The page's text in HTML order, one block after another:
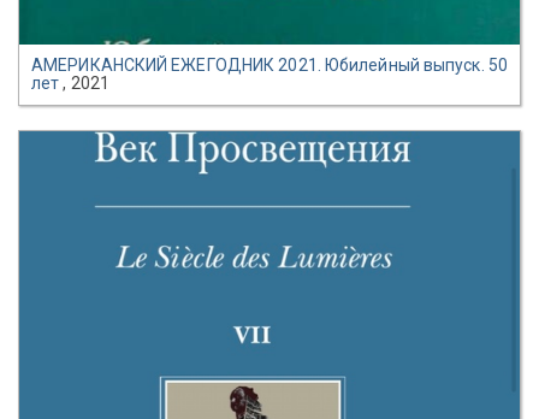
АМЕРИКАНСКИЙ ЕЖЕГОДНИК 2021. Юбилейный выпуск. 50
лет, 2021